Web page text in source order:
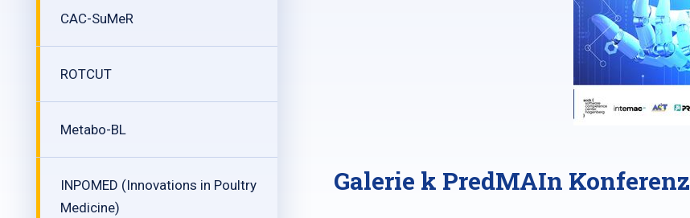
CAC-SuMeR
ROTCUT
Metabo-BL
INPOMED (Innovations in Poultry
Medicine)
Galerie k PredMAIn Konferenz